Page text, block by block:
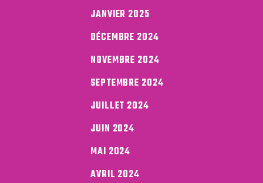
JANVIER 2025
DÉCEMBRE 2024
NOVEMBRE 2024
SEPTEMBRE 2024
JUILLET 2024
JUIN 2024
MAI 2024
AVRIL 2024